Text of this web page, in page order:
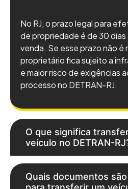
No RJ, o prazo legal para
de propriedade é de 30 dias
venda. Se esse prazo não
proprietário fica sujeito a
e maior risco de exigências
processo no DETRAN-RJ.
O que significa
veículo no DETRAN-
Quais documentos